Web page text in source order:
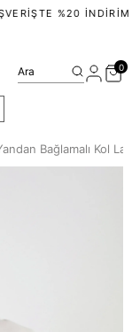
%20 İNDIRIM
Ara 0
Bağlamalı Kol